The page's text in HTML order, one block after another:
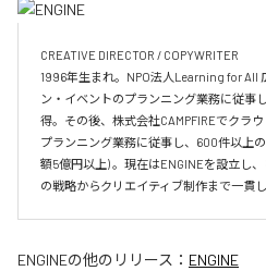
CREATIVE DIRECTOR / COPYWRITER
1996年生まれ。NPO法人Learning for All
ン・イベントのプランニング業務に従事
得。その後、株式会社CAMPFIREでクラ
プランニング業務に従事し、600件以上
額5億円以上) 。現在はENGINEを設立し
の戦略からクリエイティブ制作まで一貫し
ENGINEの他のリリース： ENGINE